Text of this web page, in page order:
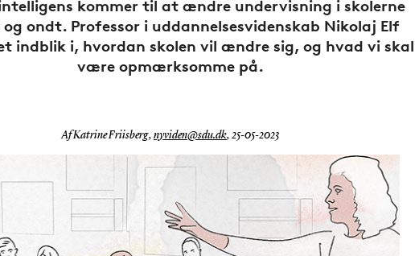
kommer til at ændre undervisning i skolerne
ondt. Professor i uddannelsesvidenskab Nikolaj Elf
indblik i, hvordan skolen vil ændre sig, og hvad vi skal
være opmærksomme på.
Af Katrine Friisberg, nyviden@sdu.dk, 25-05-2023